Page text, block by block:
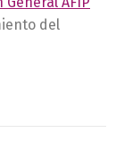
del